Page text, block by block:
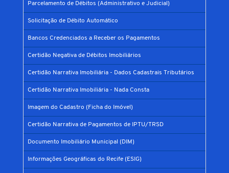
Parcelamento de Débitos (Administrativo e Judicial)
Solicitação de Débito Automático
Bancos Credenciados a Receber os Pagamentos
Certidão Negativa de Débitos Imobiliários
Certidão Narrativa Imobiliária - Dados Cadastrais Tributários
Certidão Narrativa Imobiliária - Nada Consta
Imagem do Cadastro (Ficha do Imóvel)
Certidão Narrativa de Pagamentos de IPTU/TRSD
Documento Imobiliário Municipal (DIM)
Informações Geográficas do Recife (ESIG)